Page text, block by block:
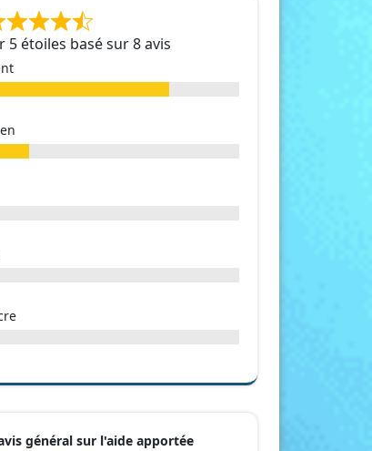
5 étoiles basé sur 8 avis
général sur l'aide apportée